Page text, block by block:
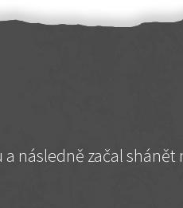
následně začal shánět